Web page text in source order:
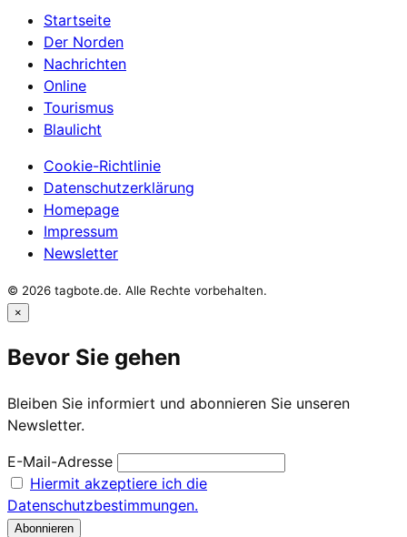
Startseite
Der Norden
Nachrichten
Online
Tourismus
Blaulicht
Cookie-Richtlinie
Datenschutzerklärung
Homepage
Impressum
Newsletter
© 2026 tagbote.de. Alle Rechte vorbehalten.
×
Bevor Sie gehen
Bleiben Sie informiert und abonnieren Sie unseren
Newsletter.
E-Mail-Adresse
Hiermit akzeptiere ich die
Datenschutzbestimmungen.